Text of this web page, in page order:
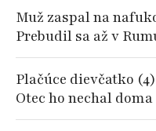
Muž zaspal na
Prebudil sa až v
Plačúce dievčatko
Otec ho nechal